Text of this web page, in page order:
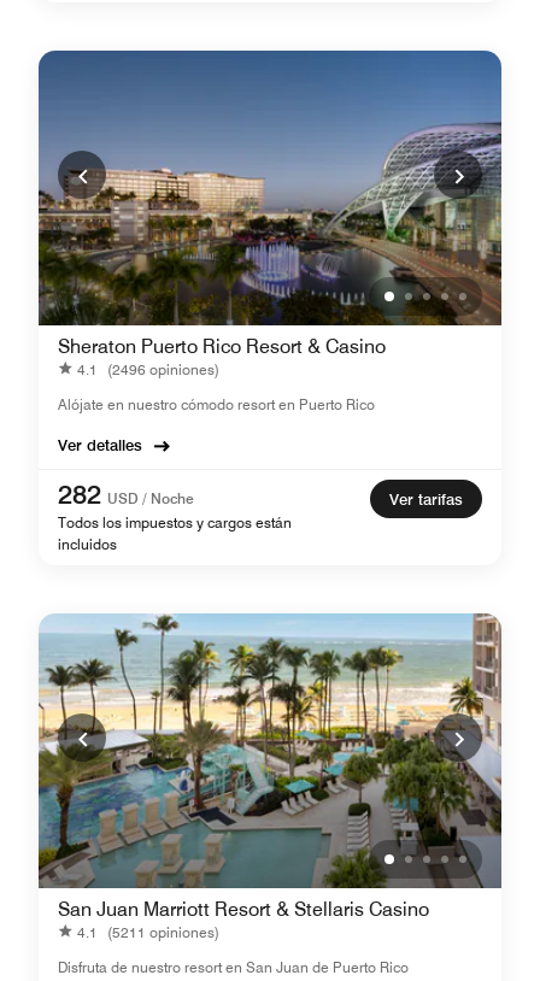
Sheraton Puerto Rico Resort & Casino
4.1
(2496 opiniones)
Alójate en nuestro cómodo resort en Puerto Rico
Ver detalles
282 USD / Noche
Todos los impuestos y cargos están
incluidos
Ver tarifas
San Juan Marriott Resort & Stellaris Casino
4.1
(5211 opiniones)
Disfruta de nuestro resort en San Juan de Puerto Rico